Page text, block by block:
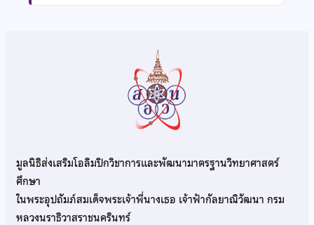
มูลนิธิส่งเสริมโอลิมปิกวิชาการและพัฒนามาตรฐานวิทยาศาสตร์
ศึกษา
ในพระอุปถัมภ์สมเด็จพระเจ้าพี่นางเธอ เจ้าฟ้ากัลยาณิวัฒนา กรม
หลวงนราธิวาสราชนครินทร์